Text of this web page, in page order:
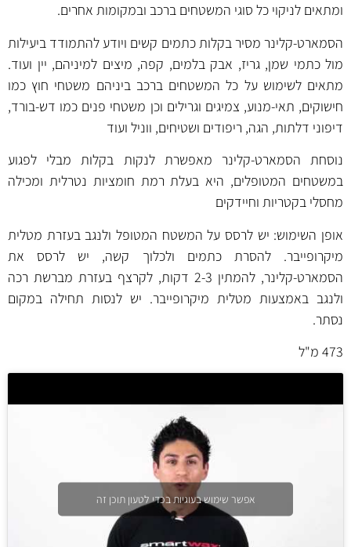
ומתאים לניקוי כל סוגי המשטחים ברכב ובמקומות אחרים.
הסמארט-קלינר מסיר בקלות כתמים קשים ויודע להתמודד ביעילות
מול כתמי שמן, גריז, אבק בלמים, קפה, מיצים למיניהם, יין ועוד.
מתאים לשימוש על כל המשטחים ברכב ביניהם משטחי חוץ כמו
חישוקים, תאי-מנוע, צמיגים וגרילים וכן משטחי פנים כמו דש-בורד,
דיפוני דלתות, הגה, ריפודים ושטיחים, ווניל ועוד
נוסחת הסמארט-קלינר מאפשרת לנקות בקלות מבלי לפגוע
במשטחים המטופלים, היא בעלת רמת חומציות נטרלית ומכילה
מחסלי בקטריות וחיידקים
אופן השימוש: יש לרסס על המשטח המטופל ולנגב בעזרת מטלית
מיקרופייבר. להסרת כתמים ולכלוך קשה, יש לרסס את
הסמארט-קלינר, להמתין 2-3 דקות, לקרצף בעזרת מברשת רכה
ולנגב באמצעות מטלית מיקרופייבר. יש לנסות תחילה במקום
נסתר.
473 מ"ל
אפשר שימוש בעוגיות בכדי לטעון תוכן זה